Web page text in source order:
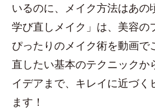
いるのに、メイク方法はあの
学び直しメイク」は、美容の
ぴったりのメイク術を動画で
直したい基本のテクニックか
イデアまで、キレイに近づく
ます！